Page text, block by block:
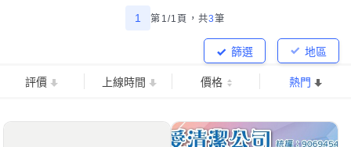
1 第1/1頁， 共3筆
地區
篩選
評價 上線時間 價格 熱門